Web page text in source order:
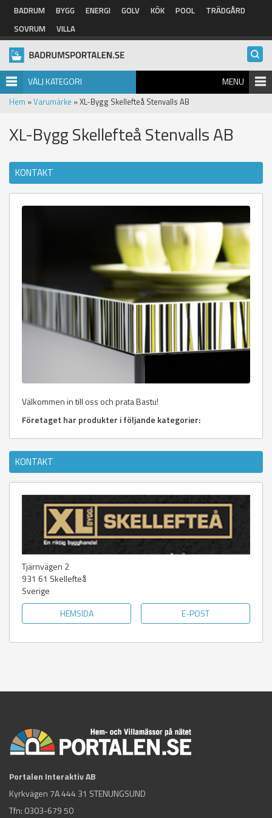
Hoppa till huvudinnehåll
BADRUM BYGG ENERGI GOLV KÖK POOL
TRÄDGÅRD
SOVRUM
VILLA
VÄLJ KATEGORI MENU
Hem »Varumärke » XL-Bygg Skellefteå Stenvalls AB
XL-Bygg Skellefteå Stenvalls AB
KONTAKT
Välkommen in till oss och prata Bastu!
Företaget har produkter i följande kategorier:
KONTAKT
Tjärnvägen 2
931 61 Skellefteå
Sverige
HEMSIDA
E-POST
Portalen Interaktiv AB
Kyrkvägen 7A 444 31 STENUNGSUND
Tfn: 0303-679 50